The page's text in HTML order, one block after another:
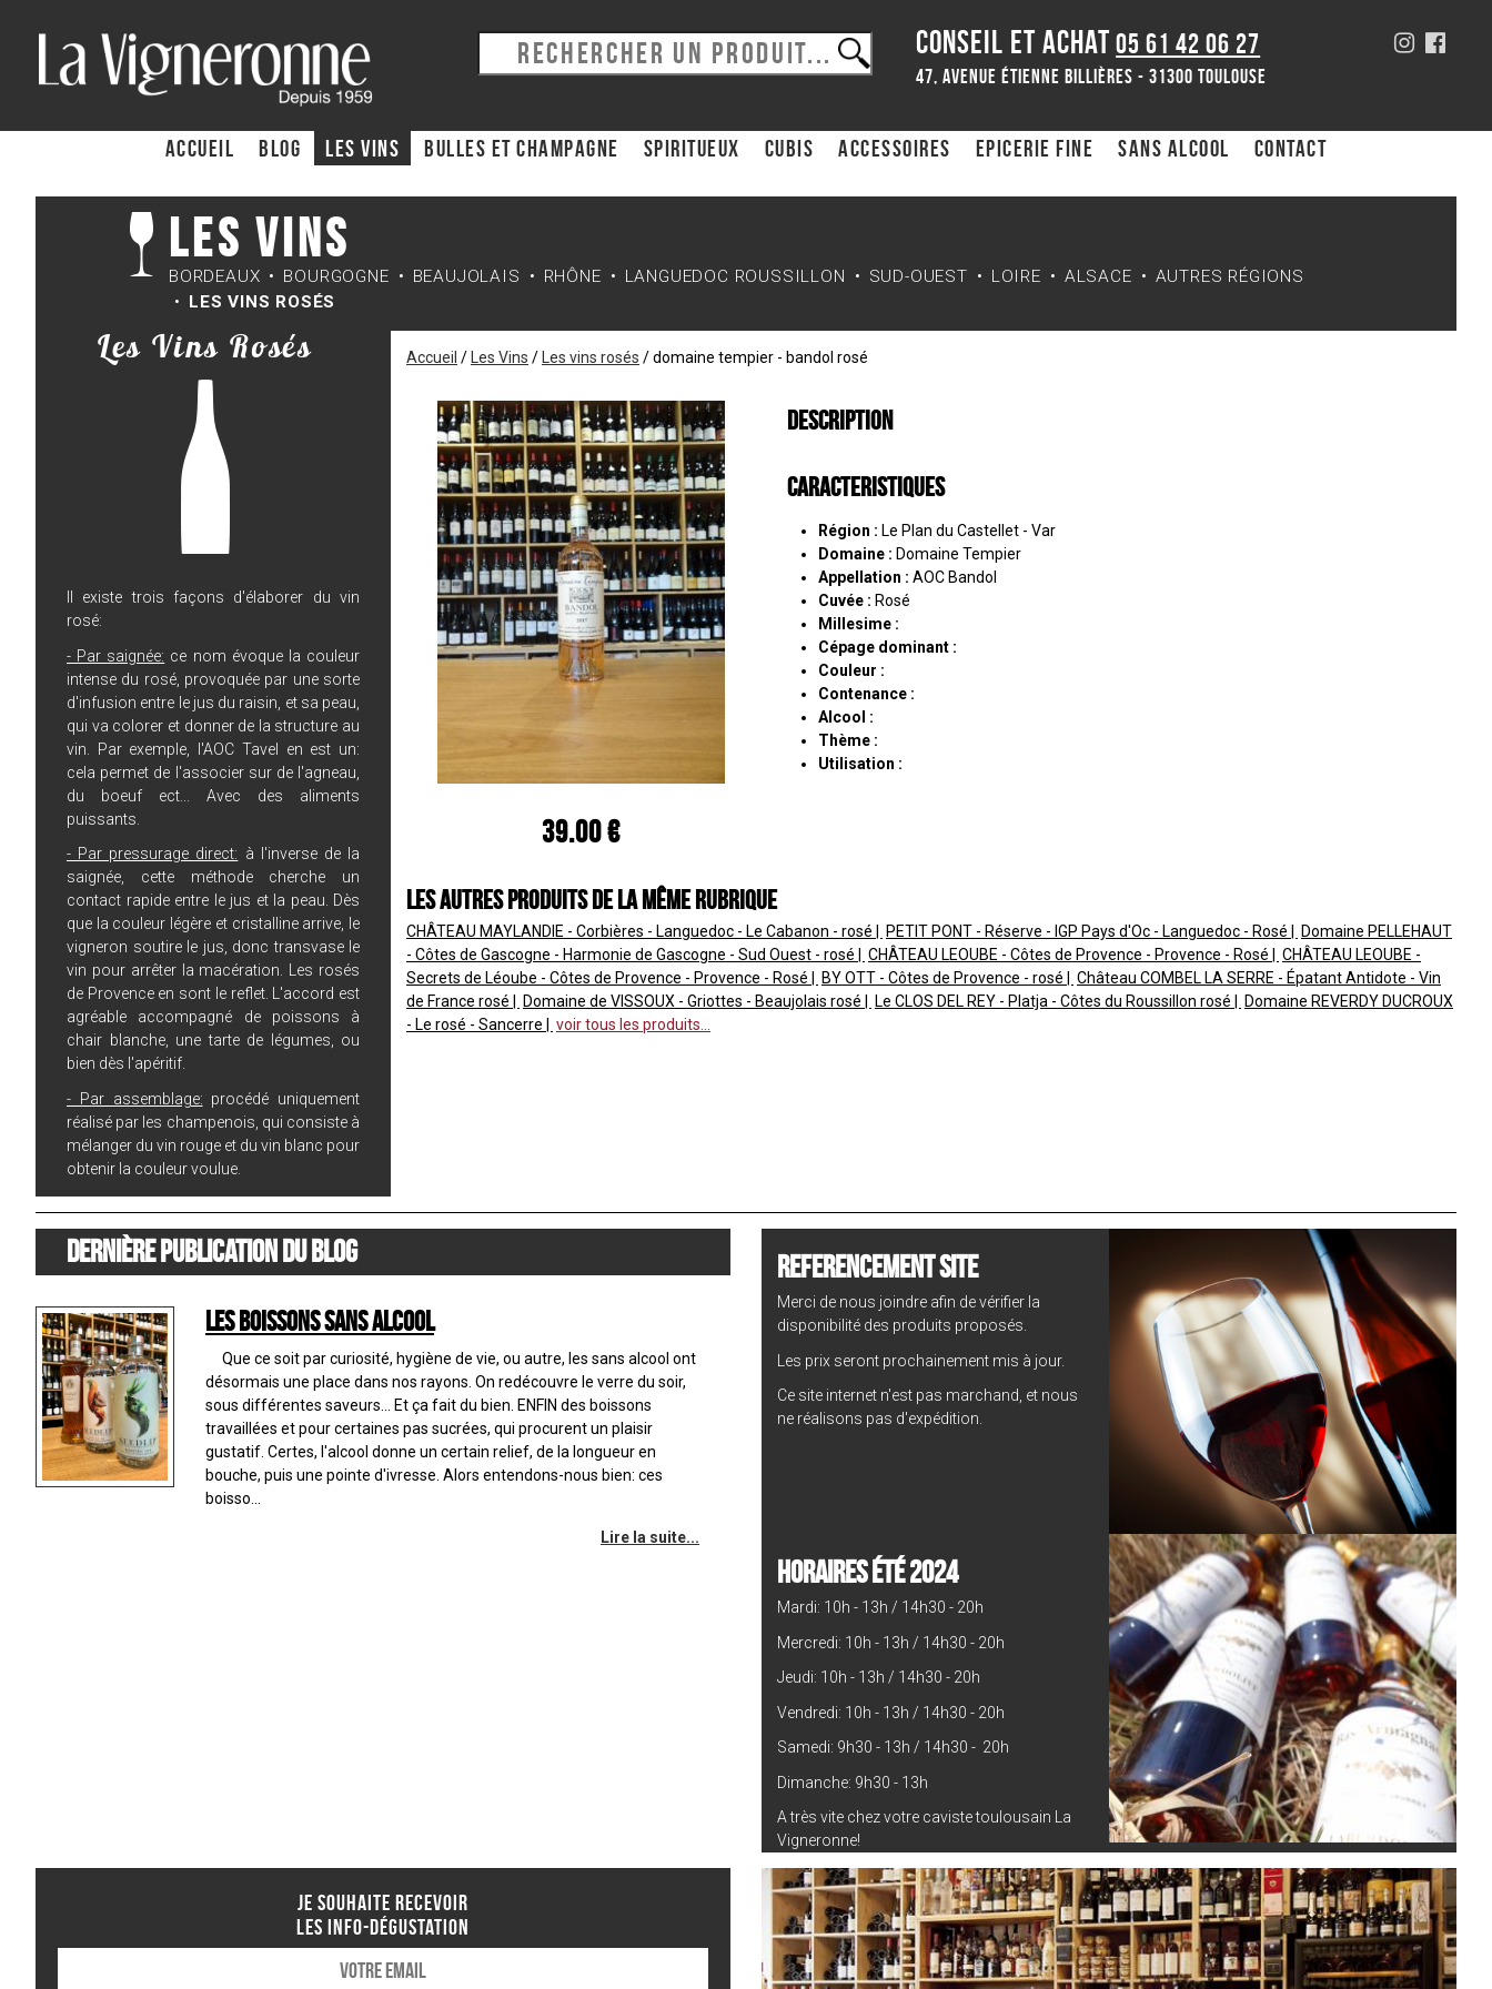
CONSEIL ET ACHAT 05 61 42 06 27
47, avenue Étienne Billières - 31300 toulouse
ACCUEIL Blog Les Vins Bulles et Champagne Spiritueux CUBIS ACCESSOIRES Epicerie fine Sans alcool Contact
Les Vins
BORDEAUX BOURGOGNE BEAUJOLAIS RHÔNE LANGUEDOC ROUSSILLON SUD-OUEST LOIRE ALSACE
AUTRES RÉGIONS
LES VINS ROSÉS
Les Vins Rosés
Il existe trois façons d'élaborer du vin
rosé:
- Par saignée: ce nom évoque la couleur
intense du rosé, provoquée par une sorte
d'infusion entre le jus du raisin, et sa peau,
qui va colorer et donner de la structure au
vin. Par exemple, l'AOC Tavel en est un:
cela permet de l'associer sur de l'agneau,
du boeuf ect... Avec des aliments
puissants.
- Par pressurage direct: à l'inverse de la
saignée, cette méthode cherche un
contact rapide entre le jus et la peau. Dès
que la couleur légère et cristalline arrive, le
vigneron soutire le jus, donc transvase le
vin pour arrêter la macération. Les rosés
de Provence en sont le reflet. L'accord est
agréable accompagné de poissons à
chair blanche, une tarte de légumes, ou
bien dès l'apéritif.
- Par assemblage: procédé uniquement
réalisé par les champenois, qui consiste à
mélanger du vin rouge et du vin blanc pour
obtenir la couleur voulue.
Accueil / Les Vins / Les vins rosés /domaine tempier - bandol rosé
39.00 €
Description
Caracteristiques
Région : Le Plan du Castellet - Var
Domaine : Domaine Tempier
Appellation : AOC Bandol
Cuvée : Rosé
Millesime :
Cépage dominant :
Couleur :
Contenance :
Alcool :
Thème :
Utilisation :
Les autres produits de la même rubrique
CHÂTEAU MAYLANDIE - Corbières - Languedoc - Le Cabanon - rosé PETIT PONT - Réserve - IGP Pays d'Oc - Languedoc - Rosé
Domaine PELLEHAUT
- Côtes de Gascogne - Harmonie de Gascogne - Sud Ouest - rosé
CHÂTEAU LEOUBE - Côtes de Provence - Provence - Rosé
CHÂTEAU LEOUBE -
Secrets de Léoube - Côtes de Provence - Provence - Rosé
BY OTT - Côtes de Provence - rosé
Château COMBEL LA SERRE - Épatant Antidote - Vin
de France rosé
Domaine de VISSOUX - Griottes - Beaujolais rosé Le CLOS DEL REY - Platja - Côtes du Roussillon rosé
Domaine REVERDY DUCROUX
- Le rosé - Sancerre
voir tous les produits...
Dernière publication du blog
Les boissons sans alcool
Que ce soit par curiosité, hygiène de vie, ou autre, les sans alcool ont
désormais une place dans nos rayons. On redécouvre le verre du soir,
sous différentes saveurs... Et ça fait du bien. ENFIN des boissons
travaillées et pour certaines pas sucrées, qui procurent un plaisir
gustatif. Certes, l'alcool donne un certain relief, de la longueur en
bouche, puis une pointe d'ivresse. Alors entendons-nous bien: ces
boisso...
Lire la suite...
REFERENCEMENT SITE
Merci de nous joindre afin de vérifier la
disponibilité des produits proposés.
Les prix seront prochainement mis à jour.
Ce site internet n'est pas marchand, et nous
ne réalisons pas d'expédition.
HORAIRES ÉTÉ 2024
Mardi: 10h - 13h / 14h30 - 20h
Mercredi: 10h - 13h / 14h30 - 20h
Jeudi: 10h - 13h / 14h30 - 20h
Vendredi: 10h - 13h / 14h30 - 20h
Samedi: 9h30 - 13h / 14h30 - 20h
Dimanche: 9h30 - 13h
A très vite chez votre caviste toulousain La
Vigneronne!
JE SOUHAITE RECEVOIR
LES INFO-DÉGUSTATION